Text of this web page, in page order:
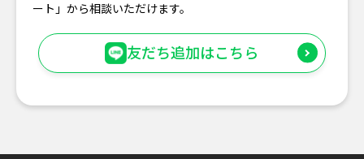
ート」から相談いただけます。
友だち追加はこちら